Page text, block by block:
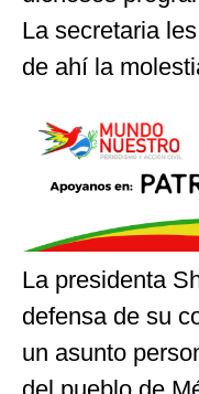
La secretaria
de ahí la
La presidenta
defensa de su
un asunto